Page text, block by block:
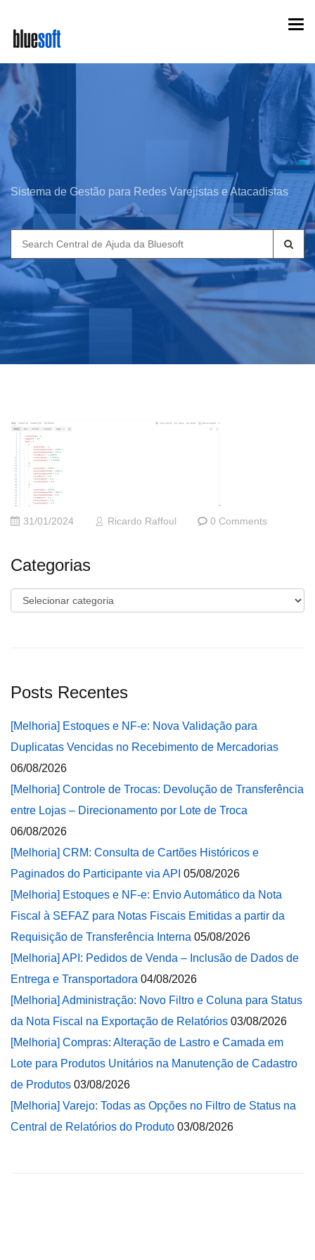
main
content
Sistema de Gestão para Redes Varejistas e Atacadistas
Search
for:
31/01/2024 Ricardo Raffoul 0 Comments
Categorias
Categorias
Posts Recentes
[Melhoria] Estoques e NF-e: Nova Validação para
Duplicatas Vencidas no Recebimento de Mercadorias
06/08/2026
[Melhoria] Controle de Trocas: Devolução de Transferência
entre Lojas – Direcionamento por Lote de Troca
06/08/2026
[Melhoria] CRM: Consulta de Cartões Históricos e
Paginados do Participante via API 05/08/2026
[Melhoria] Estoques e NF-e: Envio Automático da Nota
Fiscal à SEFAZ para Notas Fiscais Emitidas a partir da
Requisição de Transferência Interna 05/08/2026
[Melhoria] API: Pedidos de Venda – Inclusão de Dados de
Entrega e Transportadora 04/08/2026
[Melhoria] Administração: Novo Filtro e Coluna para Status
da Nota Fiscal na Exportação de Relatórios 03/08/2026
[Melhoria] Compras: Alteração de Lastro e Camada em
Lote para Produtos Unitários na Manutenção de Cadastro
de Produtos 03/08/2026
[Melhoria] Varejo: Todas as Opções no Filtro de Status na
Central de Relatórios do Produto 03/08/2026